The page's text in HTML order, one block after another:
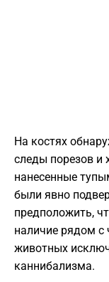
На костях
следы порезов и
нанесенные
были явно
предположить,
наличие рядом с
животных
каннибализма.